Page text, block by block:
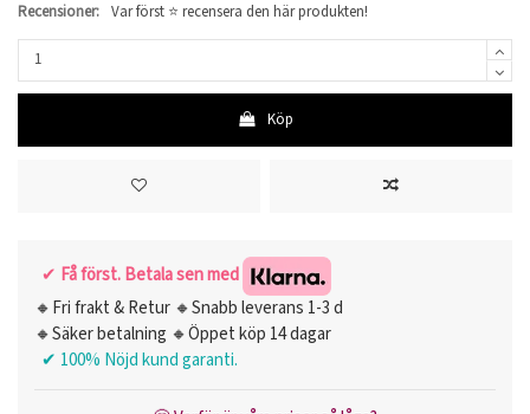
Recensioner: Var först ⭐ recensera den här produkten!
Köp
✔ Få först. Betala sen med
🔸Fri frakt & Retur 🔸Snabb leverans 1-3 d
🔸Säker betalning 🔸Öppet köp 14 dagar
✔ 100% Nöjd kund garanti.